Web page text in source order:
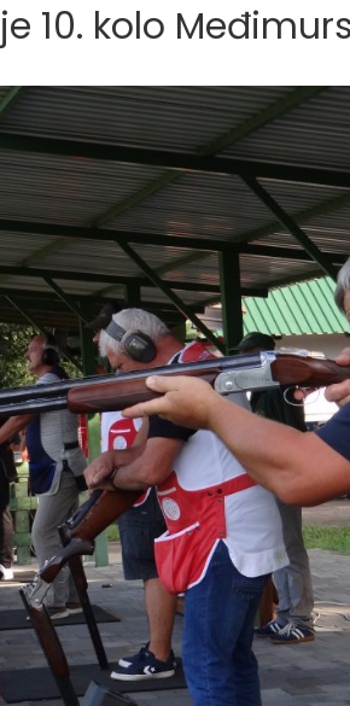
10. kolo